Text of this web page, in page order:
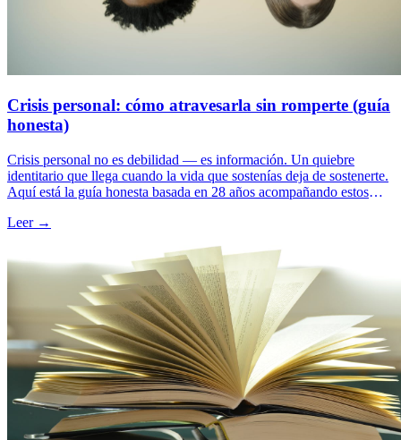
Crisis personal: cómo atravesarla sin romperte (guía
honesta)
Crisis personal no es debilidad — es información. Un quiebre
identitario que llega cuando la vida que sostenías deja de sostenerte.
Aquí está la guía honesta basada en 28 años acompañando estos
atravesarla, y los pasos concretos para salir transformado en lugar de
Leer →